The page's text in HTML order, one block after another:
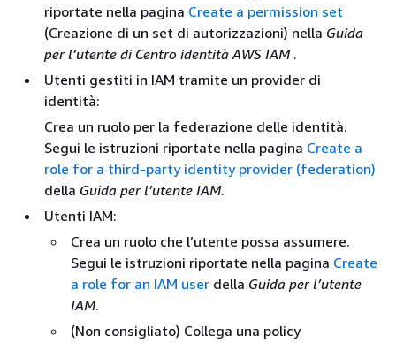
riportate nella pagina Create a permission set
(Creazione di un set di autorizzazioni) nella Guida
per l’utente di Centro identità AWS IAM .
Utenti gestiti in IAM tramite un provider di
identità:
Crea un ruolo per la federazione delle identità.
Segui le istruzioni riportate nella pagina Create a
role for a third-party identity provider (federation)
della Guida per l’utente IAM.
Utenti IAM:
Crea un ruolo che l’utente possa assumere.
Segui le istruzioni riportate nella pagina Create
a role for an IAM user della Guida per l’utente
IAM.
(Non consigliato) Collega una policy